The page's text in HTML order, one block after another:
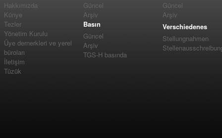
Hakkımızda
Künye
Tezler
Yönetim Kurulu
Üye dernerkleri ve yerel
büroları
İletişim
Tüzük
Güncel
Arşiv
Basın
Güncel
Arşiv
TGS-H basında
Güncel
Arşiv
Verschiedenes
Stellungnahmen